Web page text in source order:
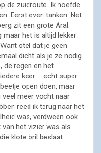
de zuidroute. Ik hoefde
Eerst even tanken. Net
zit een grote Aral.
maar het is altijd lekker
stel dat je geen
dicht als je ze nodig
de regen en het
keer – echt super
open doen, maar
meer vocht naar
reed ik terug naar het
was, verdween ook
van het vizier was als
klote bril beslaat